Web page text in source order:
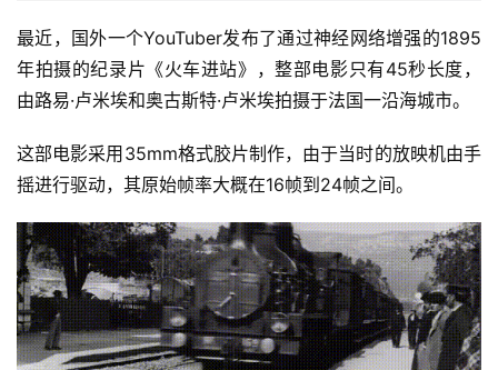
最近，国外一个YouTuber发布了通过神经网络增强的1895
年拍摄的纪录片《火车进站》，整部电影只有45秒长度，
由路易·卢米埃和奥古斯特·卢米埃拍摄于法国一沿海城市。
这部电影采用35mm格式胶片制作，由于当时的放映机由手
摇进行驱动，其原始帧率大概在16帧到24帧之间。